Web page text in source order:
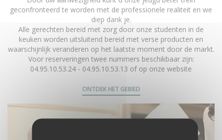
geconfronteerd te worden met de professionele realiteit en we
diep dank je.
Alle gerechten bereid met zorg door onze studenten in de
keuken worden uitsluitend bereid met verse producten en
waarschijnlijk veranderen op het laatste moment door de markt.
Voor reserveringen twee nummers beschikbaar zijn:
04.95.10.53.24 - 04.95.10.53.13 of op onze website
ONTDEK HET GEBIED